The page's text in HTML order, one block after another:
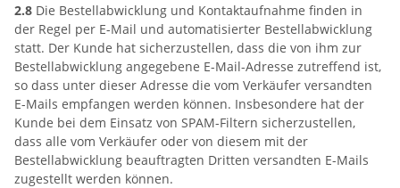
2.8 Die Bestellabwicklung und Kontaktaufnahme finden in
der Regel per E-Mail und automatisierter Bestellabwicklung
statt. Der Kunde hat sicherzustellen, dass die von ihm zur
Bestellabwicklung angegebene E-Mail-Adresse zutreffend ist,
so dass unter dieser Adresse die vom Verkäufer versandten
E-Mails empfangen werden können. Insbesondere hat der
Kunde bei dem Einsatz von SPAM-Filtern sicherzustellen,
dass alle vom Verkäufer oder von diesem mit der
Bestellabwicklung beauftragten Dritten versandten E-Mails
zugestellt werden können.